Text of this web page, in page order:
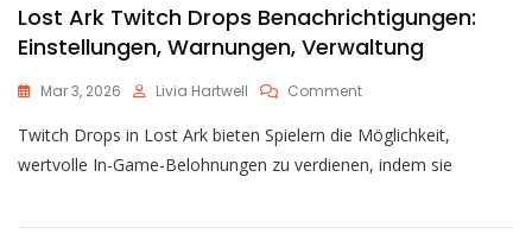
Lost Ark Twitch Drops Benachrichtigungen:
Einstellungen, Warnungen, Verwaltung
Mar 3, 2026 Livia Hartwell CommentOn
Ark
Twitch
Drops
Einstellungen,
Twitch Drops in Lost Ark bieten Spielern die Möglichkeit,
wertvolle In-Game-Belohnungen zu verdienen, indem sie